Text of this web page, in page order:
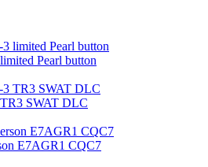
Pearl button
SWAT DLC
E7AGR1 CQC7